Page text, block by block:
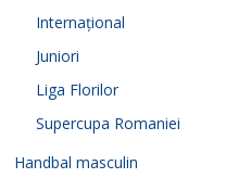
Internațional
Juniori
Liga Florilor
Supercupa Romaniei
Handbal masculin